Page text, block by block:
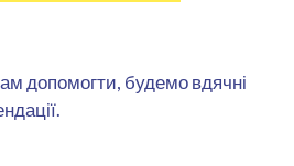
допомогти, будемо вдячні